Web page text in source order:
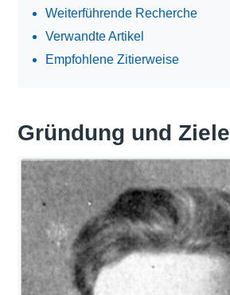
Weiterführende Recherche
Verwandte Artikel
Empfohlene Zitierweise
Gründung und Ziele